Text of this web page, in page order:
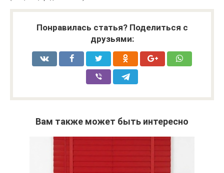
Понравилась статья? Поделиться с
друзьями:
Вам также может быть интересно